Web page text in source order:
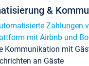
&
Zahlungen
mit Airbnb und
Kommunikation mit
an Gäste